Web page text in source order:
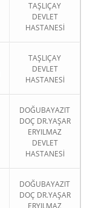
TAŞLIÇAY
DEVLET
HASTANESİ
TAŞLIÇAY
DEVLET
HASTANESİ
DOĞUBAYAZIT
DOÇ DR.YAŞAR
ERYILMAZ
DEVLET
HASTANESİ
DOĞUBAYAZIT
DOÇ DR.YAŞAR
ERYILMAZ